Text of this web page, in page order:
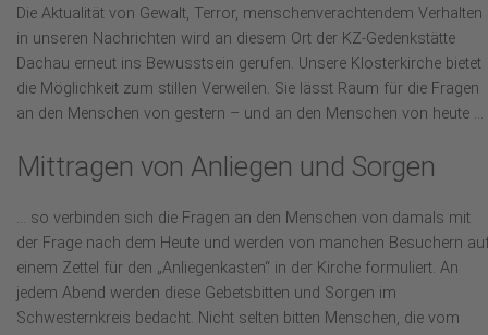
Die Aktualität von Gewalt, Terror, menschenverachtendem Verhalten
in unseren Nachrichten wird an diesem Ort der KZ-Gedenkstätte
Dachau erneut ins Bewusstsein gerufen. Unsere Klosterkirche bietet
die Möglichkeit zum stillen Verweilen. Sie lässt Raum für die Fragen
an den Menschen von gestern – und an den Menschen von heute …
Mittragen von Anliegen und Sorgen
… so verbinden sich die Fragen an den Menschen von damals mit
der Frage nach dem Heute und werden von manchen Besuchern
einem Zettel für den „Anliegenkasten“ in der Kirche formuliert. An
jedem Abend werden diese Gebetsbitten und Sorgen im
Schwesternkreis bedacht. Nicht selten bitten Menschen, die vom